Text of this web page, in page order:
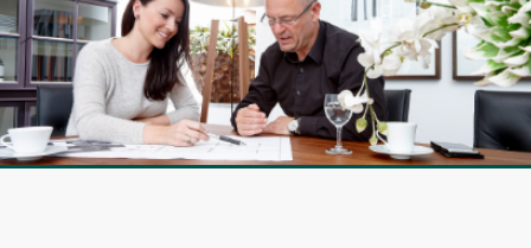
LEISTUNGEN
REFERENZEN
KONTAKT